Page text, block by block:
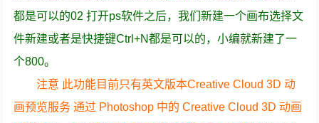
都是可以的02 打开ps软件之后，我们新建一个画布选择文
件新建或者是快捷键Ctrl+N都是可以的，小编就新建了一
个800。
注意 此功能目前只有英文版本Creative Cloud 3D 动
画预览服务 通过 Photoshop 中的 Creative Cloud 3D 动画